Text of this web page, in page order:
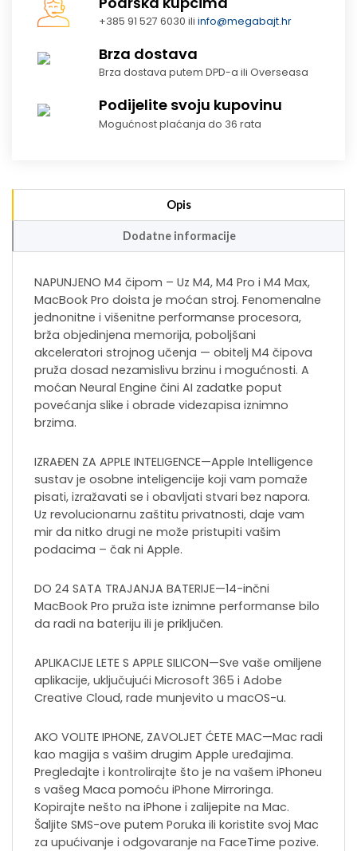
+385 91 527 6030 iliinfo@megabajt.hr
Brza dostava
Brza dostava putem DPD-a ili Overseasa
Podijelite svoju kupovinu
Mogućnost plaćanja do 36 rata
Opis
Dodatne informacije
NAPUNJENO M4 čipom – Uz M4, M4 Pro i M4 Max,
MacBook Pro doista je moćan stroj. Fenomenalne
jednonitne i višenitne performanse procesora,
brža objedinjena memorija, poboljšani
akceleratori strojnog učenja — obitelj M4 čipova
pruža dosad nezamislivu brzinu i mogućnosti. A
moćan Neural Engine čini AI zadatke poput
povećanja slike i obrade videzapisa iznimno
brzima.
IZRAĐEN ZA APPLE INTELIGENCE—Apple Intelligence
sustav je osobne inteligencije koji vam pomaže
pisati, izražavati se i obavljati stvari bez napora.
Uz revolucionarnu zaštitu privatnosti, daje vam
mir da nitko drugi ne može pristupiti vašim
podacima – čak ni Apple.
DO 24 SATA TRAJANJA BATERIJE—14-inčni
MacBook Pro pruža iste iznimne performanse bilo
da radi na bateriju ili je priključen.
APLIKACIJE LETE S APPLE SILICON—Sve vaše omiljene
aplikacije, uključujući Microsoft 365 i Adobe
Creative Cloud, rade munjevito u macOS-u.
AKO VOLITE IPHONE, ZAVOLJET ĆETE MAC—Mac radi
kao magija s vašim drugim Apple uređajima.
Pregledajte i kontrolirajte što je na vašem iPhoneu
s vašeg Maca pomoću iPhone Mirroringa.
Kopirajte nešto na iPhone i zalijepite na Mac.
Šaljite SMS-ove putem Poruka ili koristite svoj Mac
za upućivanje i odgovaranje na FaceTime pozive.